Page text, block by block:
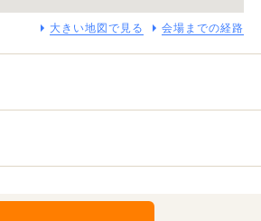
大きい地図で見る 会場までの経路